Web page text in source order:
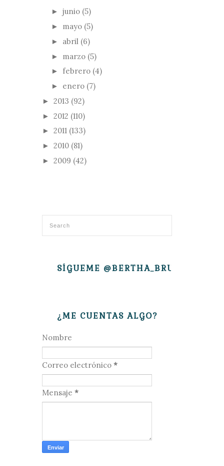
► junio (5)
► mayo (5)
► abril (6)
► marzo (5)
► febrero (4)
► enero (7)
► 2013 (92)
► 2012 (110)
► 2011 (133)
► 2010 (81)
► 2009 (42)
SÍGUEME @BERTHA_BRUJITA
¿ME CUENTAS ALGO?
Nombre
Correo electrónico *
Mensaje *